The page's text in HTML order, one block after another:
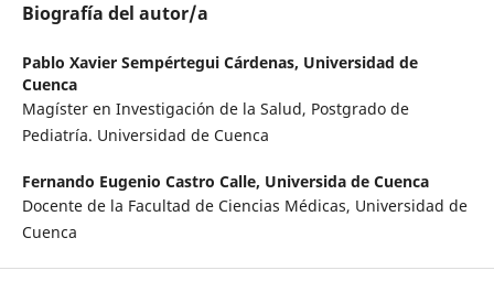
Biografía del autor/a
Pablo Xavier Sempértegui Cárdenas, Universidad de
Cuenca
Magíster en Investigación de la Salud, Postgrado de
Pediatría. Universidad de Cuenca
Fernando Eugenio Castro Calle, Universida de Cuenca
Docente de la Facultad de Ciencias Médicas, Universidad de
Cuenca